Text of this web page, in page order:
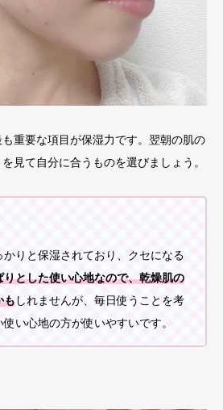
重要な項目が保湿力です。翌朝の肌の
見て自分に合うものを選びましょう。
りと保湿されており、クセになる
りとした使い心地なので、乾燥肌の
もしれませんが、毎日使うことを考
い心地の方が使いやすいです。